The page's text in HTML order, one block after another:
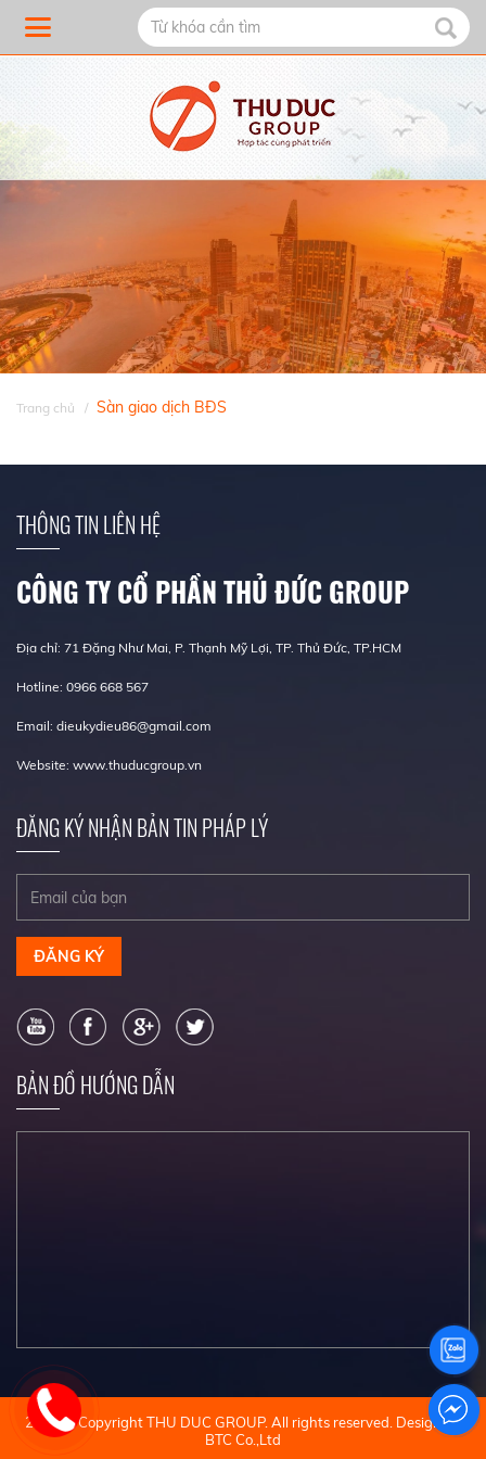
Trang chủ Sàn giao dịch BĐS
THÔNG TIN LIÊN HỆ
CÔNG TY CỔ PHẦN THỦ ĐỨC GROUP
Địa chỉ: 71 Đặng Như Mai, P. Thạnh Mỹ Lợi, TP. Thủ Đức, TP.HCM
Hotline: 0966 668 567
Email: dieukydieu86@gmail.com
Website: www.thuducgroup.vn
ĐĂNG KÝ NHẬN BẢN TIN PHÁP LÝ
ĐĂNG KÝ
BẢN ĐỒ HƯỚNG DẪN
2022 © Copyright THU DUC GROUP. All rights reserved. Design by
BTC Co.,Ltd